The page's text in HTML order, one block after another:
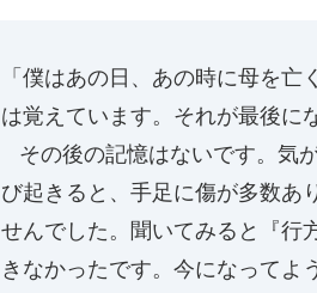
「僕はあの日、あの時に母を
は覚えています。それが最後に
その後の記憶はないです。気
び起きると、手足に傷が多数あ
せんでした。聞いてみると『行
きなかったです。今になってよ